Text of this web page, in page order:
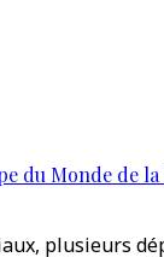
du Monde de la
plusieurs